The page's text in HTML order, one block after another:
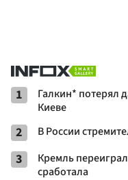
1
Галкин* потерял
Киеве
2 В России
3
Кремль
сработала